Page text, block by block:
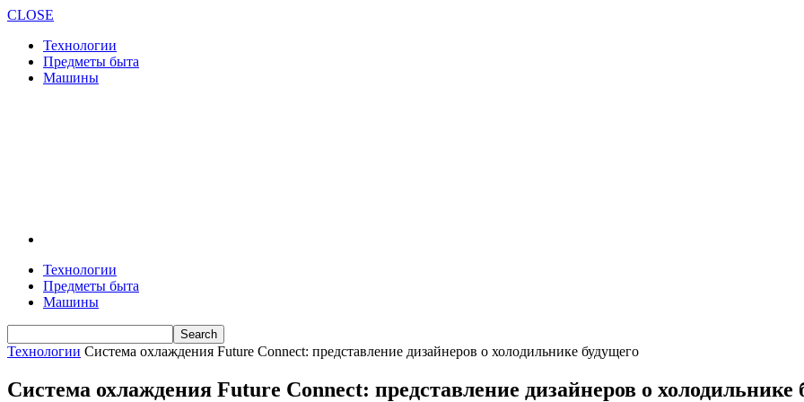
CLOSE
Технологии
Предметы быта
Машины
Технологии
Предметы быта
Машины
Технологии Система охлаждения Future Connect: представление дизайнеров о холодильнике будущего
Система охлаждения Future Connect: представление дизайнеров о холодильнике